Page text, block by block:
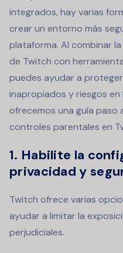
integrados, hay varias
crear un entorno más
plataforma. Al combinar
de Twitch con
puedes ayudar a
inapropiados y riesgos
ofrecemos una guía paso
controles parentales en
1. Habilite la
privacidad y
Twitch ofrece varias
ayudar a limitar la
perjudiciales.